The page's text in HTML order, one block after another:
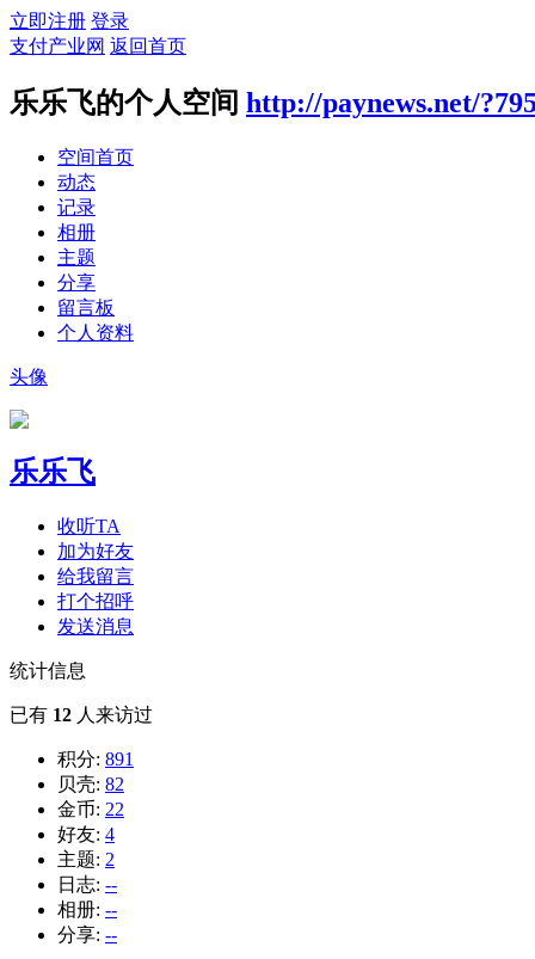
立即注册 登录
支付产业网 返回首页
乐乐飞的个人空间 http://paynews.net/
空间首页
动态
记录
相册
主题
分享
留言板
个人资料
头像
乐乐飞
收听TA
加为好友
给我留言
打个招呼
发送消息
统计信息
已有 12 人来访过
积分: 891
贝壳: 82
金币: 22
好友: 4
主题: 2
日志: --
相册: --
分享: --